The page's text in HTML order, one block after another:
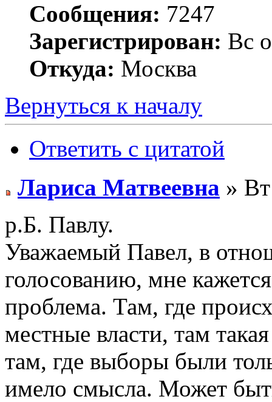
Сообщения: 7247
Зарегистрирован: Вс
Откуда: Москва
Вернуться к началу
Ответить с цитатой
Лариса Матвеевна »
р.Б. Павлу.
Уважаемый Павел, в
голосованию, мне
проблема. Там, где
местные власти, там
там, где выборы были
имело смысла. Может